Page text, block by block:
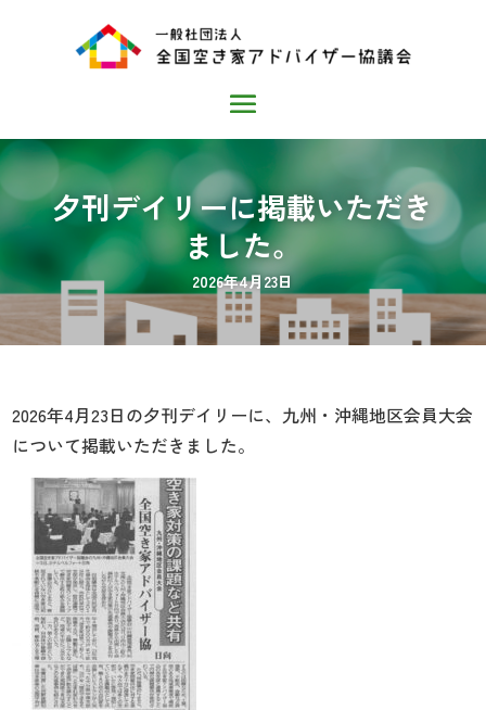
夕刊デイリーに掲載いただき
ました。
2026年4月23日
2026年4月23日の夕刊デイリーに、九州・沖縄地区会員大会
について掲載いただきました。